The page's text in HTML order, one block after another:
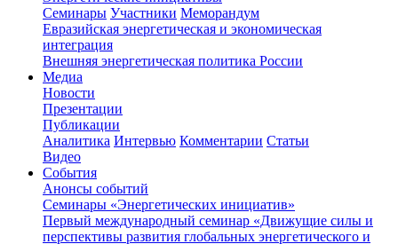
Семинары Участники Меморандум
Евразийская энергетическая и экономическая
интеграция
Внешняя энергетическая политика России
Медиа
Новости
Презентации
Публикации
Аналитика Интервью Комментарии Статьи
Видео
События
Анонсы событий
Семинары «Энергетических инициатив»
Первый международный семинар «Движущие силы и
перспективы развития глобальных энергетического и